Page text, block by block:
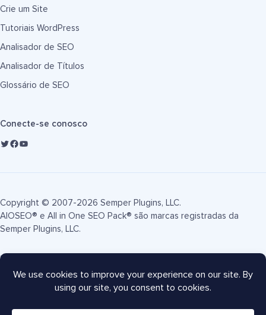
Crie um Site
Tutoriais WordPress
Analisador de SEO
Analisador de Títulos
Glossário de SEO
Conecte-se conosco
Copyright © 2007-2026 Semper Plugins, LLC.
AIOSEO® e All in One SEO Pack® são marcas registradas da
Semper Plugins, LLC.
Termos de Serviço
Mapa do site
Cupom AIOSEO